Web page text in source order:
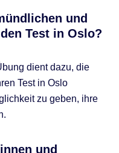
und
Test in Oslo?
dient dazu, die
Test in Oslo
zu geben, ihre
und